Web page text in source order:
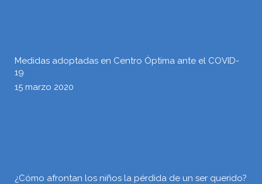
Medidas adoptadas en Centro Óptima ante el COVID-
19
15 marzo 2020
¿Cómo afrontan los niños la pérdida de un ser querido?